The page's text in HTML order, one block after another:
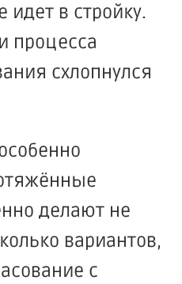
идет в стройку.
процесса
схлопнулся
делают не
вариантов,
с